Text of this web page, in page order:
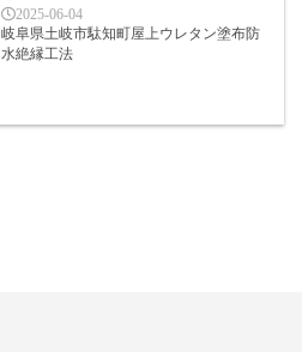
2025-06-04
岐阜県土岐市駄知町屋上ウレタン塗布防
水絶縁工法